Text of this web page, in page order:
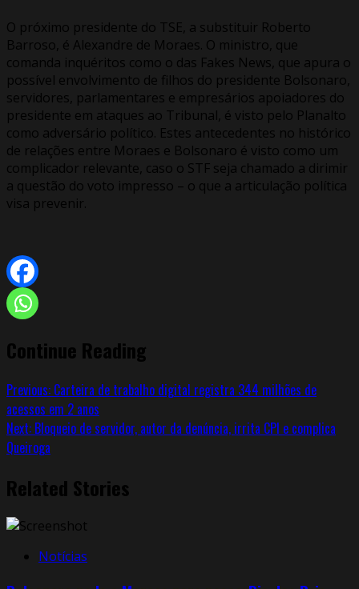
O próximo presidente do TSE, a substituir Roberto
Barroso, é Alexandre de Moraes. O ministro, que
comanda inquéritos como o das Fakes News, que apura o
possível envolvimento de filhos do presidente Bolsonaro,
servidores, parlamentares e empresários apoiadores do
presidente em ataques ao Tribunal, é visto pelo Planalto
como adversário político. Estes antecedentes no histórico
de relações entre Moraes e Bolsonaro é visto como um
complicador relevante, caso o STF seja chamado a dirimir
a questão do voto impresso – o que a articulação política
visa prevenir.
Continue Reading
Previous: Carteira de trabalho digital registra 344 milhões de
acessos em 2 anos
Next: Bloqueio de servidor, autor da denúncia, irrita CPI e complica
Queiroga
Related Stories
Notícias